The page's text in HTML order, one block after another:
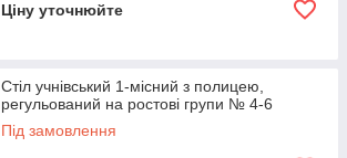
Ціну уточнюйте
Стіл учнівський 1-місний з полицею,
регульований на ростові групи № 4-6
Під замовлення